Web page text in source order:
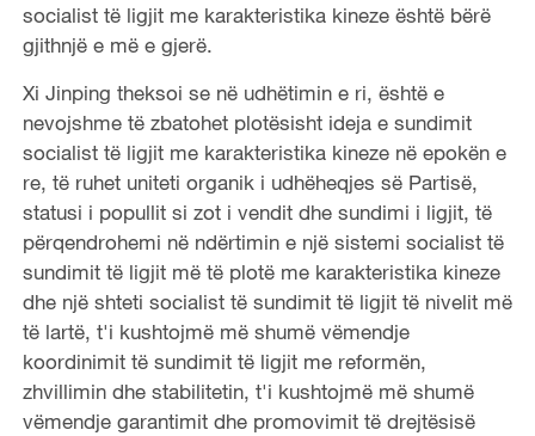
socialist të ligjit me karakteristika kineze është bërë
gjithnjë e më e gjerë.
Xi Jinping theksoi se në udhëtimin e ri, është e
nevojshme të zbatohet plotësisht ideja e sundimit
socialist të ligjit me karakteristika kineze në epokën e
re, të ruhet uniteti organik i udhëheqjes së Partisë,
statusi i popullit si zot i vendit dhe sundimi i ligjit, të
përqendrohemi në ndërtimin e një sistemi socialist të
sundimit të ligjit më të plotë me karakteristika kineze
dhe një shteti socialist të sundimit të ligjit të nivelit më
të lartë, t'i kushtojmë më shumë vëmendje
koordinimit të sundimit të ligjit me reformën,
zhvillimin dhe stabilitetin, t'i kushtojmë më shumë
vëmendje garantimit dhe promovimit të drejtësisë